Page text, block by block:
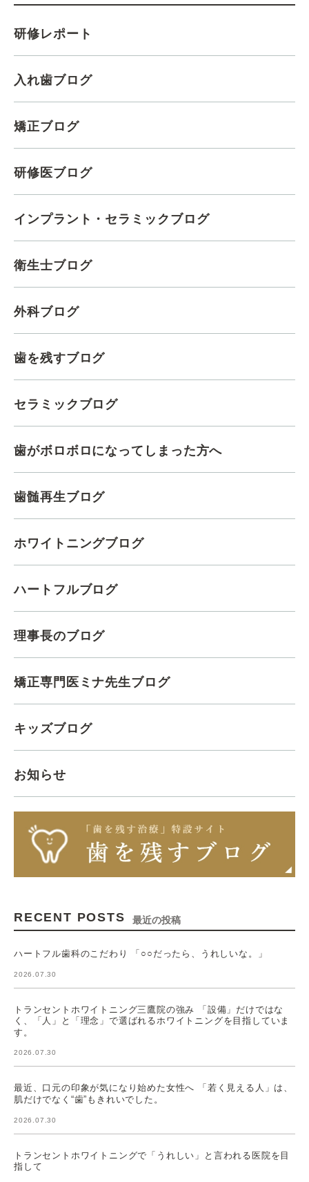
研修レポート
入れ歯ブログ
矯正ブログ
研修医ブログ
インプラント・セラミックブログ
衛生士ブログ
外科ブログ
歯を残すブログ
セラミックブログ
歯がボロボロになってしまった方へ
歯髄再生ブログ
ホワイトニングブログ
ハートフルブログ
理事長のブログ
矯正専門医ミナ先生ブログ
キッズブログ
お知らせ
RECENT POSTS 最近の投稿
ハートフル歯科のこだわり 「○○だったら、うれしいな。」
2026.07.30
トランセントホワイトニング三鷹院の強み 「設備」だけではな
く、「人」と「理念」で選ばれるホワイトニングを目指していま
す。
2026.07.30
最近、口元の印象が気になり始めた女性へ 「若く見える人」は、
肌だけでなく“歯”もきれいでした。
2026.07.30
トランセントホワイトニングで「うれしい」と言われる医院を目
指して